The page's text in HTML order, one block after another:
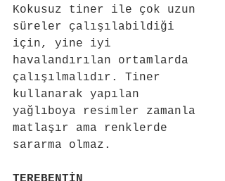
Kokusuz tiner ile çok uzun
süreler çalışılabildiği
için, yine iyi
havalandırılan ortamlarda
çalışılmalıdır. Tiner
kullanarak yapılan
yağlıboya resimler zamanla
matlaşır ama renklerde
sararma olmaz.